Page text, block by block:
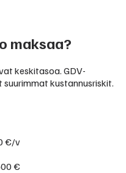
maksaa?
keskitasoa. GDV-
kustannusriskit.
€/v
€